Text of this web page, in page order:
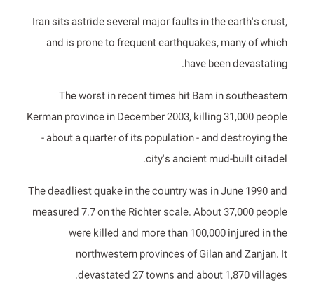
Iran sits astride several major faults in the earth's crust,
and is prone to frequent earthquakes, many of which
have been devastating.
The worst in recent times hit Bam in southeastern
Kerman province in December 2003, killing 31,000 people
- about a quarter of its population - and destroying the
city's ancient mud-built citadel.
The deadliest quake in the country was in June 1990 and
measured 7.7 on the Richter scale. About 37,000 people
were killed and more than 100,000 injured in the
northwestern provinces of Gilan and Zanjan. It
devastated 27 towns and about 1,870 villages.